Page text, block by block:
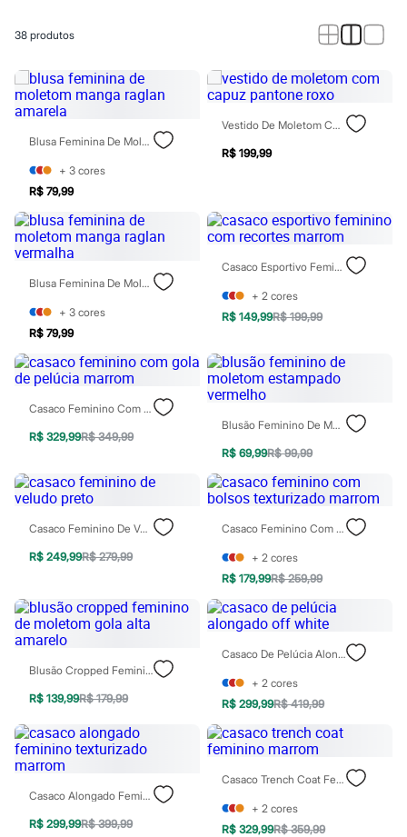
Jeans
Saias
Shorts e Bermudas
Vestidos
Acessórios
Bolsas
Bonés e Chapéus
Bijoux
Cintos
Óculos
Relógios
Calçados
Botas
Chinelos
Rasteirinhas
Sapatilhas
Tênis
City
Clock House
Sawary
Yessica
Moda esportiva
Blusas
Calçados
Leggings
Shorts e Bermudas
Moda íntima
Meias
Pijamas
Sutiãs e Tops
Biquínis
Maiôs
Saídas de praia
Personagens
Plus size
Blusas e Camisetas
Calças
Casacos e Jaquetas
Jeans
Moda esportiva
38 produtos
Blusa Feminina De Moletom Manga Raglan Amarela
+ 3 cores
R$ 79,99
Vestido De Moletom Com Capuz Pantone Roxo
R$ 199,99
Blusa Feminina De Moletom Manga Raglan Vermalha
+ 3 cores
R$ 79,99
Casaco Esportivo Feminino Com Recortes Marrom
+ 2 cores
R$ 149,99R$ 199,99
Casaco Feminino Com Gola De Pelúcia Marrom
R$ 329,99R$ 349,99
Blusão Feminino De Moletom Estampado Vermelho
R$ 69,99R$ 99,99
Casaco Feminino De Veludo Preto
R$ 249,99R$ 279,99
Casaco Feminino Com Bolsos Texturizado Marrom
+ 2 cores
R$ 179,99R$ 259,99
Blusão Cropped Feminino De Moletom Gola Alta Amarelo
R$ 139,99R$ 179,99
Casaco De Pelúcia Alongado Off White
+ 2 cores
R$ 299,99R$ 419,99
Casaco Alongado Feminino Texturizado Marrom
R$ 299,99R$ 399,99
Casaco Trench Coat Feminino Marrom
+ 2 cores
R$ 329,99R$ 359,99